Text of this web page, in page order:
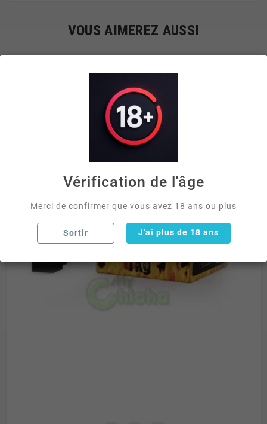
VOUS AIMEREZ AUSSI
Vérification de l'âge
Merci de confirmer que vous avez 18 ans ou plus
Sortir J'ai plus de 18 ans